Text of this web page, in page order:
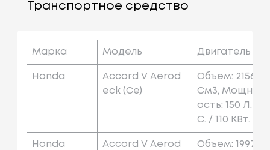
Транспортное средство
Марка Модель Двигатель
Honda
Accord V Aerod
Eck (ce)
Объем: 2156
См3, Мощн
Ость: 150 Л.
С. / 110 КВт.
Honda
Accord V Aerod
Объем: 1997